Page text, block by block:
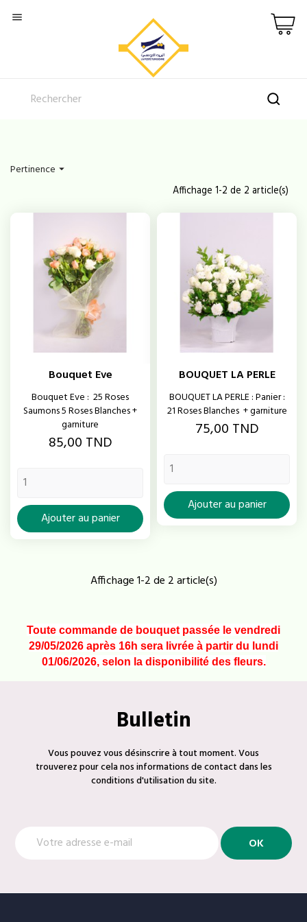

Pertinence 
Affichage 1-2 de 2 article(s)
Bouquet Eve
Bouquet Eve : 25 Roses
Saumons 5 Roses Blanches +
garniture
Prix
85,00 TND
Ajouter au panier
BOUQUET LA PERLE
BOUQUET LA PERLE : Panier :
21 Roses Blanches + garniture
Prix
75,00 TND
Ajouter au panier
Affichage 1-2 de 2 article(s)
Toute commande de bouquet passée le vendredi
29/05/2026 après 16h sera livrée à partir du lundi
01/06/2026, selon la disponibilité des fleurs.
Bulletin
Vous pouvez vous désinscrire à tout moment. Vous
trouverez pour cela nos informations de contact dans les
conditions d'utilisation du site.